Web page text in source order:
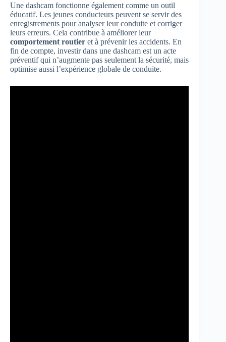
Une dashcam fonctionne également comme un outil
éducatif. Les jeunes conducteurs peuvent se servir des
enregistrements pour analyser leur conduite et corriger
leurs erreurs. Cela contribue à améliorer leur
comportement routier et à prévenir les accidents. En
fin de compte, investir dans une dashcam est un acte
préventif qui n’augmente pas seulement la sécurité, mais
optimise aussi l’expérience globale de conduite.